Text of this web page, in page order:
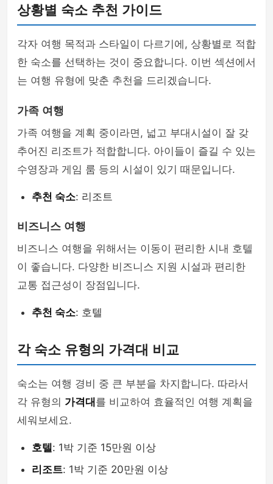
상황별 숙소 추천 가이드
각자 여행 목적과 스타일이 다르기에, 상황별로 적합
한 숙소를 선택하는 것이 중요합니다. 이번 섹션에서
는 여행 유형에 맞춘 추천을 드리겠습니다.
가족 여행
가족 여행을 계획 중이라면, 넓고 부대시설이 잘 갖
추어진 리조트가 적합합니다. 아이들이 즐길 수 있는
수영장과 게임 룸 등의 시설이 있기 때문입니다.
추천 숙소: 리조트
비즈니스 여행
비즈니스 여행을 위해서는 이동이 편리한 시내 호텔
이 좋습니다. 다양한 비즈니스 지원 시설과 편리한
교통 접근성이 장점입니다.
추천 숙소: 호텔
각 숙소 유형의 가격대 비교
숙소는 여행 경비 중 큰 부분을 차지합니다. 따라서
각 유형의 가격대 를 비교하여 효율적인 여행 계획을
세워보세요.
호텔: 1박 기준 15만원 이상
리조트: 1박 기준 20만원 이상